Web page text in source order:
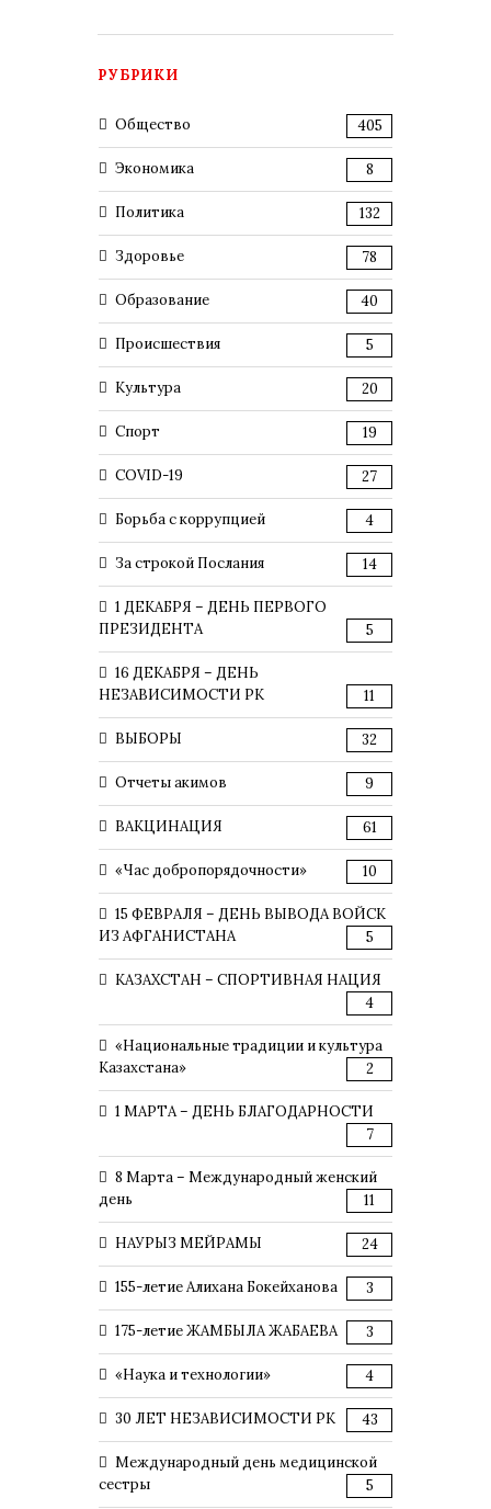
РУБРИКИ
Общество 405
Экономика 8
Политика 132
Здоровье 78
Образование 40
Происшествия 5
Культура 20
Спорт 19
COVID-19 27
Борьба с коррупцией 4
За строкой Послания 14
1 ДЕКАБРЯ – ДЕНЬ ПЕРВОГО
ПРЕЗИДЕНТА
5
16 ДЕКАБРЯ – ДЕНЬ
НЕЗАВИСИМОСТИ РК
11
ВЫБОРЫ 32
Отчеты акимов 9
ВАКЦИНАЦИЯ 61
«Час добропорядочности» 10
15 ФЕВРАЛЯ – ДЕНЬ ВЫВОДА ВОЙСК
ИЗ АФГАНИСТАНА
5
КАЗАХСТАН – СПОРТИВНАЯ НАЦИЯ
4
«Национальные традиции и культура
Казахстана»
2
1 МАРТА – ДЕНЬ БЛАГОДАРНОСТИ
7
8 Марта – Международный женский
день
11
НАУРЫЗ МЕЙРАМЫ 24
155-летие Алихана Бокейханова 3
175-летие ЖАМБЫЛА ЖАБАЕВА 3
«Наука и технологии» 4
30 ЛЕТ НЕЗАВИСИМОСТИ РК 43
Международный день медицинской
сестры
5